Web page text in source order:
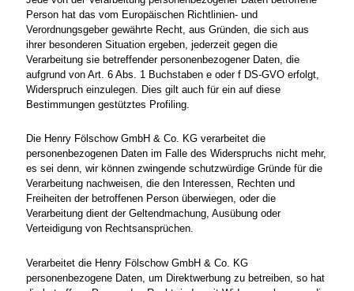
Person hat das vom Europäischen Richtlinien- und
Verordnungsgeber gewährte Recht, aus Gründen, die sich aus
ihrer besonderen Situation ergeben, jederzeit gegen die
Verarbeitung sie betreffender personenbezogener Daten, die
aufgrund von Art. 6 Abs. 1 Buchstaben e oder f DS-GVO erfolgt,
Widerspruch einzulegen. Dies gilt auch für ein auf diese
Bestimmungen gestütztes Profiling.
Die Henry Fölschow GmbH & Co. KG verarbeitet die
personenbezogenen Daten im Falle des Widerspruchs nicht mehr,
es sei denn, wir können zwingende schutzwürdige Gründe für die
Verarbeitung nachweisen, die den Interessen, Rechten und
Freiheiten der betroffenen Person überwiegen, oder die
Verarbeitung dient der Geltendmachung, Ausübung oder
Verteidigung von Rechtsansprüchen.
Verarbeitet die Henry Fölschow GmbH & Co. KG
personenbezogene Daten, um Direktwerbung zu betreiben, so hat